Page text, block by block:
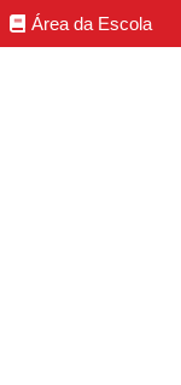
Área da Escola